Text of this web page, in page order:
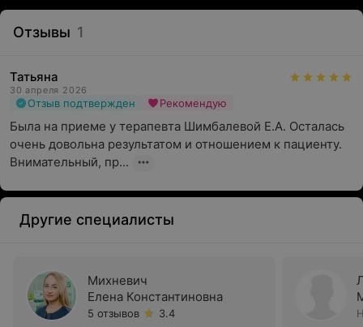
Отзывы 1
Татьяна
30 апреля 2026
Отзыв подтвержден Рекомендую
Была на приеме у терапевта Шимбалевой Е.А. Осталась
очень довольна результатом и отношением к пациенту.
Внимательный, пр...
Другие специалисты
Михневич
Елена Константиновна
5 отзывов
3.4